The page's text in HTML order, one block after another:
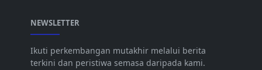
NEWSLETTER
Ikuti perkembangan mutakhir melalui berita
terkini dan peristiwa semasa daripada kami.